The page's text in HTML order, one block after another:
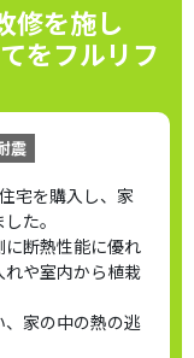
修を施し
をフルリフ
震
宅を購入し、家
た。
断熱性能に優れ
や室内から植栽
家の中の熱の逃